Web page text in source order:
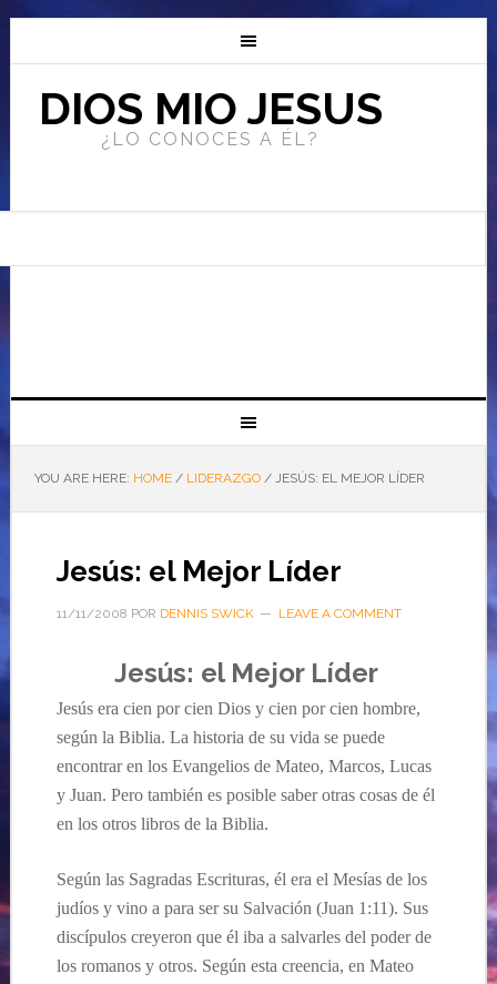
DIOS MIO JESUS
¿LO CONOCES A ÉL?
YOU ARE HERE: HOME / LIDERAZGO /JESÚS: EL MEJOR LÍDER
Jesús: el Mejor Líder
11/11/2008 POR DENNIS SWICK LEAVE A COMMENT
Jesús: el Mejor Líder
Jesús era cien por cien Dios y cien por cien hombre,
según la Biblia. La historia de su vida se puede
encontrar en los Evangelios de Mateo, Marcos, Lucas
y Juan. Pero también es posible saber otras cosas de él
en los otros libros de la Biblia.
Según las Sagradas Escrituras, él era el Mesías de los
judíos y vino a para ser su Salvación (Juan 1:11). Sus
discípulos creyeron que él iba a salvarles del poder de
los romanos y otros. Según esta creencia, en Mateo